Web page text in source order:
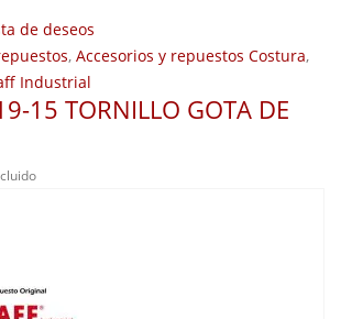
de deseos
, Accesorios y repuestos Costura,
Industrial
15 TORNILLO GOTA DE